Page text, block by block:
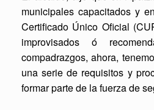
municipales capacitados y
Certificado Único Oficial
improvisados ó
compadrazgos, ahora,
una serie de requisitos y
formar parte de la fuerza de